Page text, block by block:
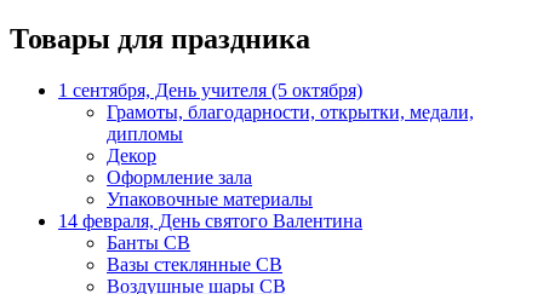
Товары для праздника
1 сентября, День учителя (5 октября)
Грамоты, благодарности, открытки, медали,
дипломы
Декор
Оформление зала
Упаковочные материалы
14 февраля, День святого Валентина
Банты СВ
Вазы стеклянные СВ
Воздушные шары СВ